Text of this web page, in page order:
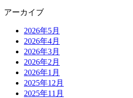
アーカイブ
2026年5月
2026年4月
2026年3月
2026年2月
2026年1月
2025年12月
2025年11月